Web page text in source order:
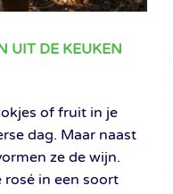
UIT DE KEUKEN
of fruit in je
dag. Maar naast
ze de wijn.
rosé in een soort